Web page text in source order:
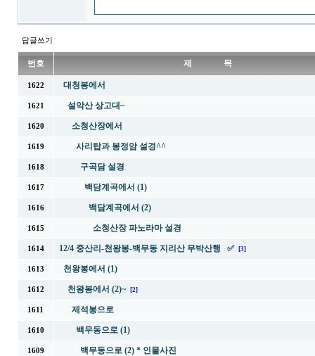
답글쓰기
번호 제 목
1622 대청봉에서
1621 설악산 상고대~
1620 소청산장에서
1619 사리탑과 봉정암 설경^^
1618 구곡담 설경
1617 백담계곡에서 (1)
1616 백담계곡에서 (2)
1615 소청산장 파노라마 설경
1614 12/4 중산리-천왕봉-백무동 지리산 무박산행 ✅ [3]
1613 천왕봉에서 (1)
1612 천왕봉에서 (2)~ [2]
1611 제석봉으로
1610 백무동으로 (1)
1609 백무동으로 (2) * 인물사진